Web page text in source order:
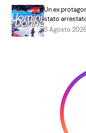
Un ex
stato
5 Agosto